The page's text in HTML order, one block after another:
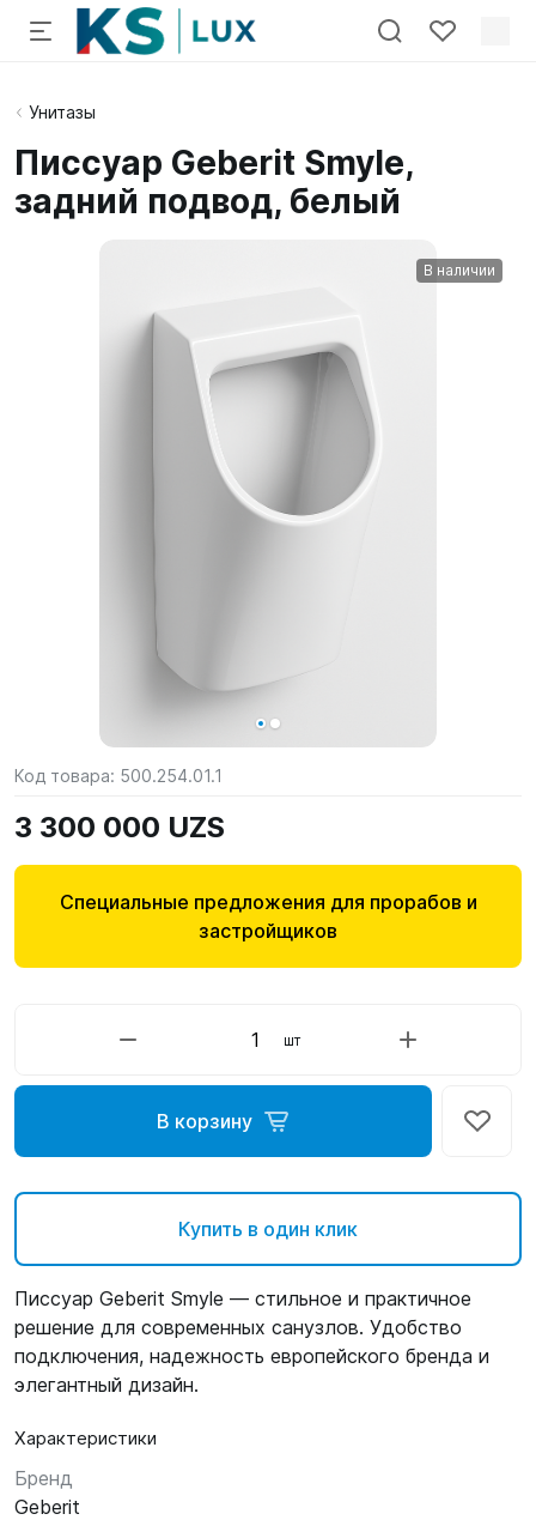
Унитазы
Писсуар Geberit Smyle,
задний подвод, белый
В наличии
Код товара: 500.254.01.1
3 300 000 UZS
Специальные предложения для прорабов и
застройщиков
шт
В корзину
Купить в один клик
Писсуар Geberit Smyle — стильное и практичное
решение для современных санузлов. Удобство
подключения, надежность европейского бренда и
элегантный дизайн.
Характеристики
Бренд
Geberit